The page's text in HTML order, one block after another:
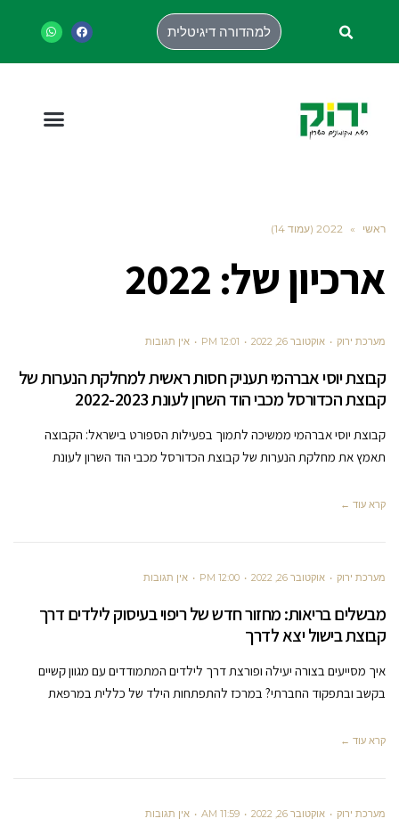
למהדורה דיגיטלית
ראשי » 2022 (עמוד 14)
ארכיון של: 2022
מערכת ירוק אוקטובר 26, 2022 12:01 PM אין תגובות
קבוצת יוסי אברהמי תעניק חסות ראשית למחלקת הנערות של
קבוצת הכדורסל מכבי הוד השרון לעונת 2022-2023
קבוצת יוסי אברהמי ממשיכה לתמוך בפעילות הספורט בישראל: הקבוצה
תאמץ את מחלקת הנערות של קבוצת הכדורסל מכבי הוד השרון לעונת
קרא עוד ←
מערכת ירוק אוקטובר 26, 2022 12:00 PM אין תגובות
מבשלים בריאות: מחזור חדש של ריפוי בעיסוק לילדים דרך
קבוצת בישול יצא לדרך
איך מסייעים בצורה יעילה ופורצת דרך לילדים המתמודדים עם מגוון קשיים
בקשב ובתפקוד החברתי? במרכז להתפתחות הילד של כללית במרפאת
קרא עוד ←
מערכת ירוק אוקטובר 26, 2022 11:59 AM אין תגובות